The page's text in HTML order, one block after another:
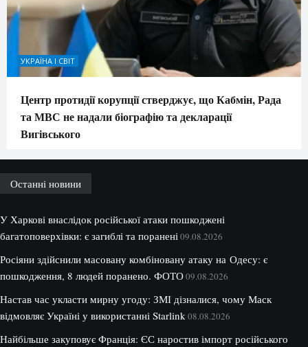
УКРАЇНА І СВІТ
Центр протидії корупції стверджує, що Кабмін, Рада
та МВС не надали біографію та декларації
Вигівського
Останні новини
У Харкові внаслідок російської атаки пошкоджені
багатоповерхівки: є загиблі та поранені 09.08.2026
Росіяни здійснили масовану комбіновану атаку на Одесу: є
пошкодження, 8 людей поранено. ФОТО09.08.2026
Настав час укласти мирну угоду: ЗМІ дізналися, чому Маск
відмовляє Україні у використанні Starlink 08.08.2026
Найбільше закуповує Франція: ЄС наростив імпорт російського